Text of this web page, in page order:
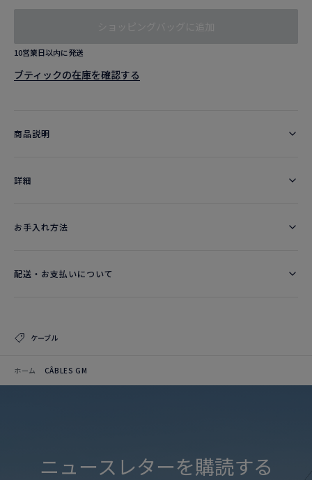
10営業日以内に発送
ブティックの在庫を確認する​
商品説明
詳細​
お手入れ方法
配送・お支払いについて
ケーブル
ホーム CÂBLES GM
ニュースレターを購読する